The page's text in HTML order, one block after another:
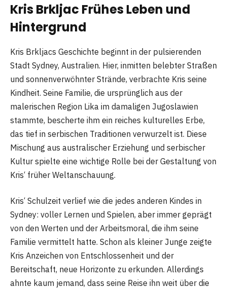
Kris Brkljac Frühes Leben und
Hintergrund
Kris Brkljacs Geschichte beginnt in der pulsierenden
Stadt Sydney, Australien. Hier, inmitten belebter Straßen
und sonnenverwöhnter Strände, verbrachte Kris seine
Kindheit. Seine Familie, die ursprünglich aus der
malerischen Region Lika im damaligen Jugoslawien
stammte, bescherte ihm ein reiches kulturelles Erbe,
das tief in serbischen Traditionen verwurzelt ist. Diese
Mischung aus australischer Erziehung und serbischer
Kultur spielte eine wichtige Rolle bei der Gestaltung von
Kris‘ früher Weltanschauung.
Kris‘ Schulzeit verlief wie die jedes anderen Kindes in
Sydney: voller Lernen und Spielen, aber immer geprägt
von den Werten und der Arbeitsmoral, die ihm seine
Familie vermittelt hatte. Schon als kleiner Junge zeigte
Kris Anzeichen von Entschlossenheit und der
Bereitschaft, neue Horizonte zu erkunden. Allerdings
ahnte kaum jemand, dass seine Reise ihn weit über die